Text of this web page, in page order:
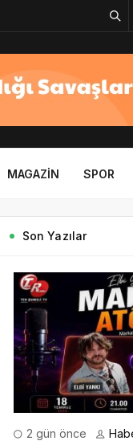
MAGAZIN SPOR
Son Yazılar
2 gün önce